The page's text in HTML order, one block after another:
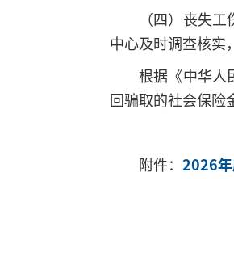
（四）丧失
中心及时调查核实
根据《中华人
回骗取的社会保险
附件： 2026
陕西